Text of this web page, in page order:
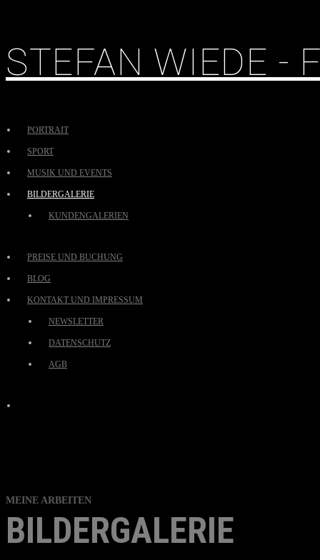
STEFAN WIEDE -
PORTRAIT
SPORT
MUSIK UND EVENTS
BILDERGALERIE
KUNDENGALERIEN
PREISE UND BUCHUNG
BLOG
KONTAKT UND IMPRESSUM
NEWSLETTER
DATENSCHUTZ
AGB
MEINE ARBEITEN
BILDERGALERIE